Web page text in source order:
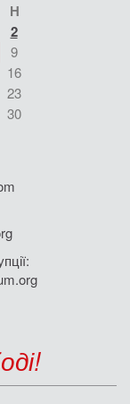
Н
2
9
16
23
30